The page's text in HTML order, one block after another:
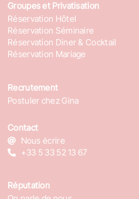
Groupes et Privatisation
Réservation Hôtel
Réservation Séminaire
Réservation Diner & Cocktail
Réservation Mariage
Recrutement
Postuler chez Gina
Contact
Nous écrire
+33 5 33 52 13 67
Réputation